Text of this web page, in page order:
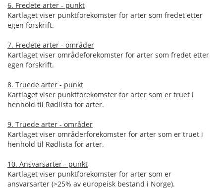
6. Fredete arter - punkt
Kartlaget viser punktforekomster for arter som fredet etter
egen forskrift.
7. Fredete arter - områder
Kartlaget viser områdeforekomster for arter som fredet etter
egen forskrift.
8. Truede arter - punkt
Kartlaget viser punktforekomster for arter som er truet i
henhold til Rødlista for arter.
9. Truede arter - områder
Kartlaget viser områderforekomster for arter som er truet i
henhold til Rødlista for arter.
10. Ansvarsarter - punkt
Kartlaget viser punktforekomster for arter som er
ansvarsarter (>25% av europeisk bestand i Norge).